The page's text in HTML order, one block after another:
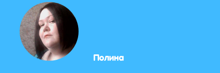
Полина